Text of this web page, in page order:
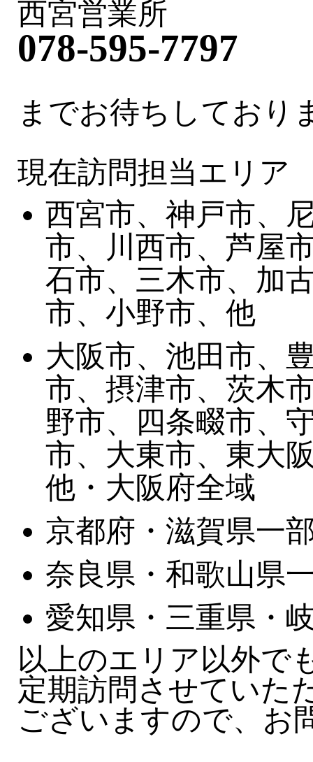
西宮営業所
078-595-7797
までお待ちしており
現在訪問担当エリア
西宮市、神戸市、
市、川西市、芦屋
石市、三木市、加
市、小野市、他
大阪市、池田市、
市、摂津市、茨木
野市、四条畷市、
市、大東市、東大
他・大阪府全域
京都府・滋賀県一
奈良県・和歌山県
愛知県・三重県・
以上のエリア以外で
定期訪問させていた
ございますので、お